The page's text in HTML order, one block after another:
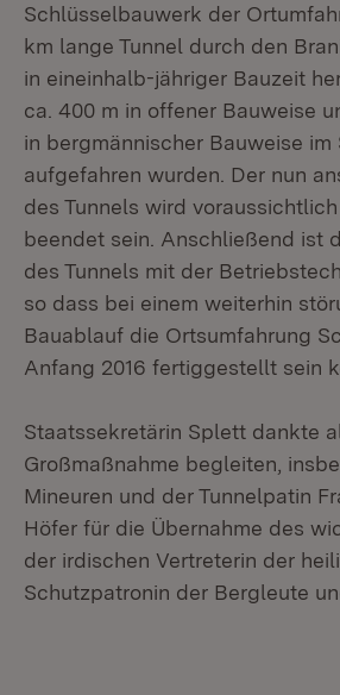
Schlüsselbauwerk der
km lange Tunnel durch den
in eineinhalb-jähriger Bauzeit
ca. 400 m in offener Bauweise
in bergmännischer Bauweise im
aufgefahren wurden. Der nun
des Tunnels wird
beendet sein. Anschließend ist
des Tunnels mit der
so dass bei einem weiterhin
Bauablauf die Ortsumfahrung
Anfang 2016 fertiggestellt sein
Staatssekretärin Splett dankte
Großmaßnahme begleiten,
Mineuren und der Tunnelpatin
Höfer für die Übernahme des
der irdischen Vertreterin der
Schutzpatronin der Bergleute